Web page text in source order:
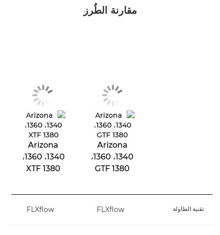
مقارنة الطُرز
Arizona
1340، ‏1360،‏
1380 GTF
Arizona
1340، ‏1360،‏
1380 XTF
تقنية الطاولة FLXﬂow
FLXﬂow